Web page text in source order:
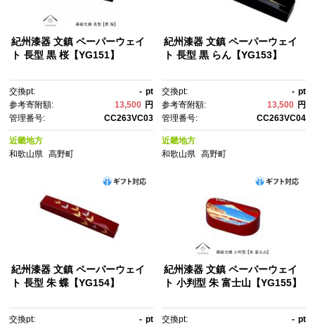
紀州漆器 文鎮 ペーパーウェイ
ト 長型 黒 桜【YG151】
交換pt: - pt
参考寄附額:
13,500 円
管理番号:
CC263VC03
近畿地方
和歌山県
高野町
紀州漆器 文鎮 ペーパーウェイ
ト 長型 黒 らん【YG153】
交換pt: - pt
参考寄附額:
13,500 円
管理番号:
CC263VC04
近畿地方
和歌山県 高野町
紀州漆器 文鎮 ペーパーウェイ
ト 長型 朱 蝶【YG154】
交換pt: - pt
紀州漆器 文鎮 ペーパーウェイ
ト 小判型 朱 富士山【YG155】
交換pt: - pt